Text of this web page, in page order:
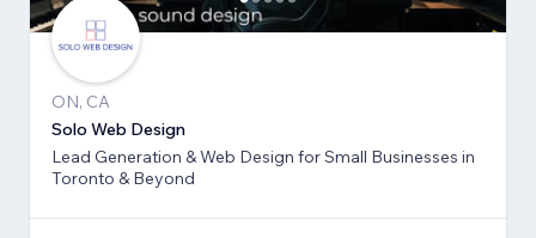
ON, CA
Solo Web Design
Lead Generation & Web Design for Small Businesses in
Toronto & Beyond